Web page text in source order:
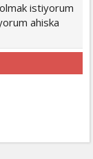
istiyorum
ahiska